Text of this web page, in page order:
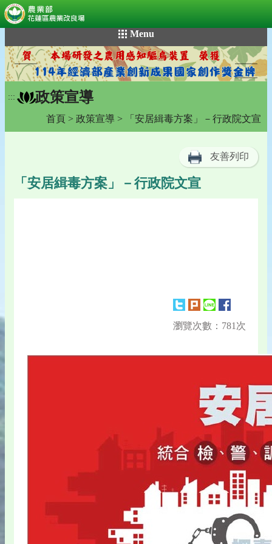
到
主
要
內
容
Menu
::: 政策宣導
首頁 > 政策宣導 > 「安居緝毒方案」－行政院文宣
友善列印
「安居緝毒方案」－行政院文宣
瀏覽次數：781次